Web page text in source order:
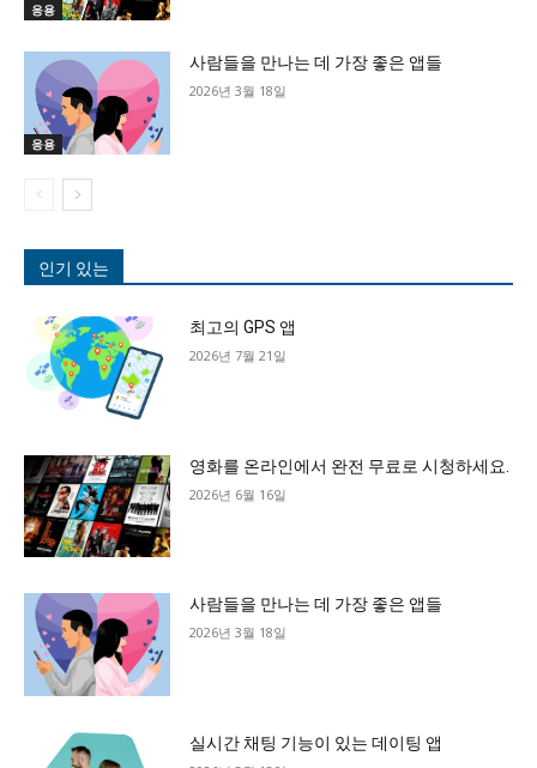
응용
응용
사람들을 만나는 데 가장 좋은 앱들
2026년 3월 18일
인기 있는
최고의 GPS 앱
2026년 7월 21일
영화를 온라인에서 완전 무료로 시청하세요.
2026년 6월 16일
사람들을 만나는 데 가장 좋은 앱들
2026년 3월 18일
실시간 채팅 기능이 있는 데이팅 앱